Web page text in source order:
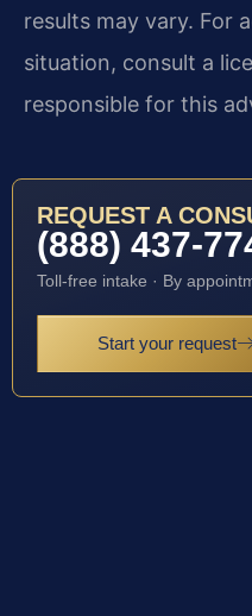
results may vary. For
situation, consult a
responsible for this
REQUEST A
(888) 437-
Toll-free intake · By
Start your request